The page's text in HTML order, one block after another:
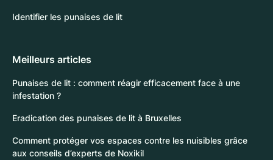
Identifier les punaises de lit
Meilleurs articles
Punaises de lit : comment réagir efficacement face à une
infestation ?
Eradication des punaises de lit à Bruxelles
Comment protéger vos espaces contre les nuisibles grâce
aux conseils d’experts de Noxikil